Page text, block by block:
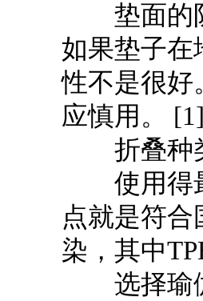
垫面的防
如果垫子在
性不是很好
应慎用。
折叠种
使用得最
点就是符
染，其中
选择瑜伽